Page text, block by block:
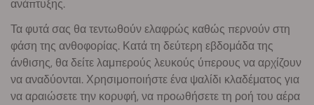
ανάπτυξης.
Τα φυτά σας θα τεντωθούν ελαφρώς καθώς περνούν στη
φάση της ανθοφορίας. Κατά τη δεύτερη εβδομάδα της
άνθισης, θα δείτε λαμπερούς λευκούς ύπερους να αρχίζουν
να αναδύονται. Χρησιμοποιήστε ένα ψαλίδι κλαδέματος για
να αραιώσετε την κορυφή, να προωθήσετε τη ροή του αέρα